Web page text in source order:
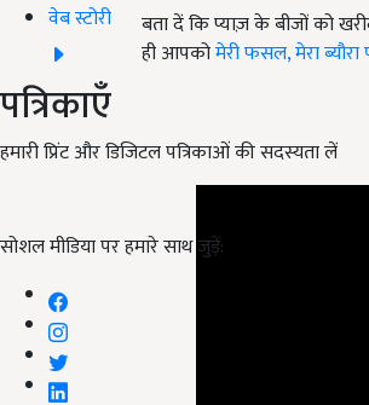
वेब स्टोरी
पत्रिकाएँ
हमारी प्रिंट और डिजिटल पत्रिकाओं की सदस्यता लें
सोशल मीडिया पर हमारे साथ जुड़ें:
बता दें कि प्याज़ के बीजों को
ही आपकोमेरी फसल, मेरा